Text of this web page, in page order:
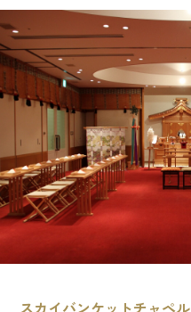
スカイバンケットチャペル